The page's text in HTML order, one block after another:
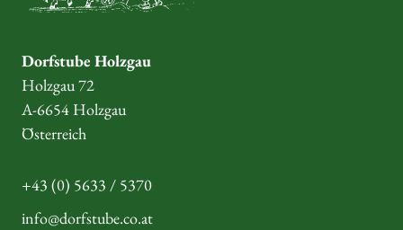
Dorfstube Holzgau
Holzgau 72
A-6654 Holzgau
Österreich
+43 (0) 5633 / 5370
info@dorfstube.co.at